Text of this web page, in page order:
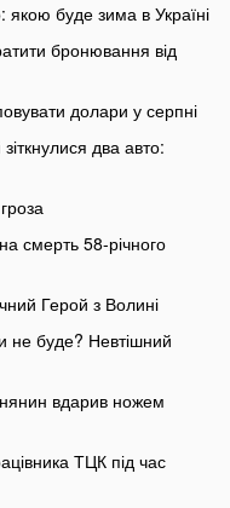
буде зима в Україні
бронювання від
долари у серпні
два авто:
смерть 58-річного
Герой з Волині
не буде? Невтішний
вдарив ножем
ТЦК під час